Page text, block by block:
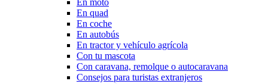
En moto
En quad
En coche
En autobús
En tractor y vehículo agrícola
Con tu mascota
Con caravana, remolque o autocaravana
Consejos para turistas extranjeros